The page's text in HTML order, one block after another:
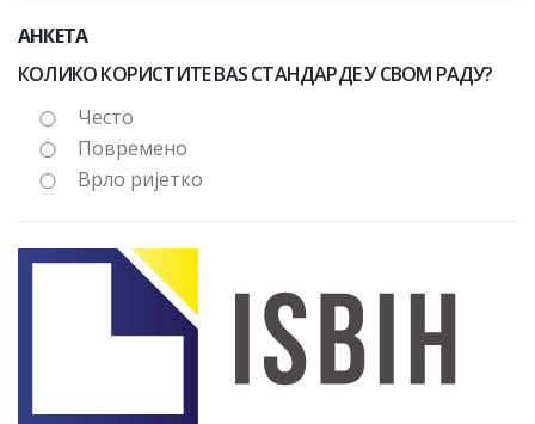
АНКЕТА
КОЛИКО КОРИСТИТЕ BAS СТАНДАРДЕ У СВОМ РАДУ?
Често
Повремено
Врло ријетко